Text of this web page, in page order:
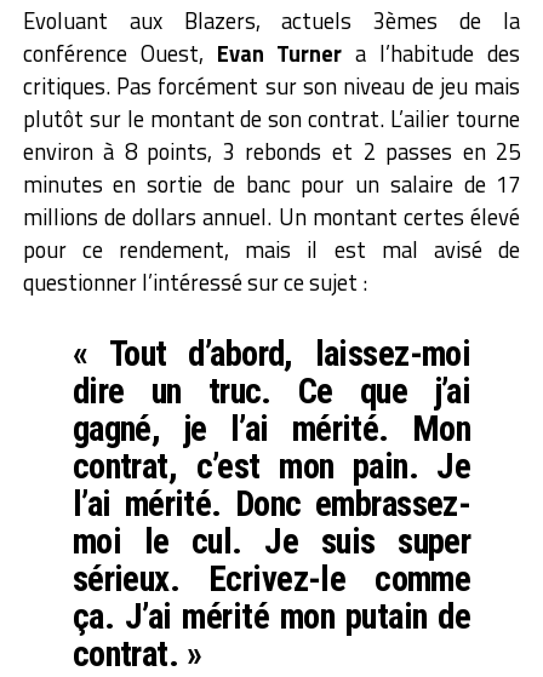
Evoluant aux Blazers, actuels 3èmes de la
conférence Ouest, Evan Turner a l’habitude des
critiques. Pas forcément sur son niveau de jeu mais
plutôt sur le montant de son contrat. L’ailier tourne
environ à 8 points, 3 rebonds et 2 passes en 25
minutes en sortie de banc pour un salaire de 17
millions de dollars annuel. Un montant certes élevé
pour ce rendement, mais il est mal avisé de
questionner l’intéressé sur ce sujet :
« Tout d’abord, laissez-moi
dire un truc. Ce que j’ai
gagné, je l’ai mérité. Mon
contrat, c’est mon pain. Je
l’ai mérité. Donc embrassez-
moi le cul. Je suis super
sérieux. Ecrivez-le comme
ça. J’ai mérité mon putain de
contrat. »